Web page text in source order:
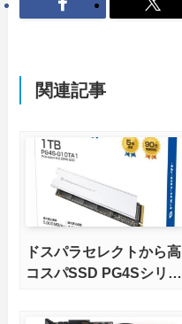
関連記事
ドスパラセレクトから高
コスパSSD PG4Sシリー